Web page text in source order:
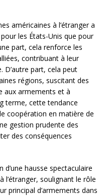
américaines à l’étranger a
les États-Unis que pour
part, cela renforce les
contribuant à leur
D’autre part, cela peut
régions, suscitant des
aux armements et à
terme, cette tendance
coopération en matière de
gestion prudente des
des conséquences
d’une hausse spectaculaire
l’étranger, soulignant le rôle
principal d’armements dans